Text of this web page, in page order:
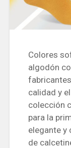
Colores
algodón
calidad y
colección
para la
elegante y
de